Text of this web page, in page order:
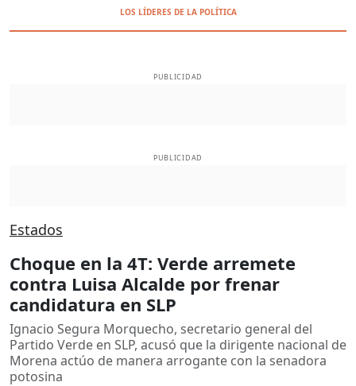
LOS LÍDERES DE LA POLÍTICA
PUBLICIDAD
PUBLICIDAD
Estados
Choque en la 4T: Verde arremete
contra Luisa Alcalde por frenar
candidatura en SLP
Ignacio Segura Morquecho, secretario general del
Partido Verde en SLP, acusó que la dirigente nacional de
Morena actúo de manera arrogante con la senadora
potosina